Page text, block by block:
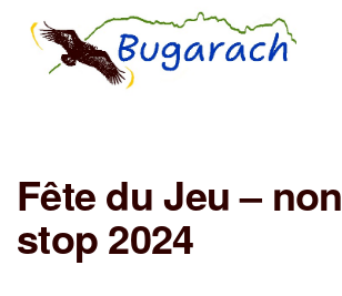
Fête du Jeu – non
stop 2024